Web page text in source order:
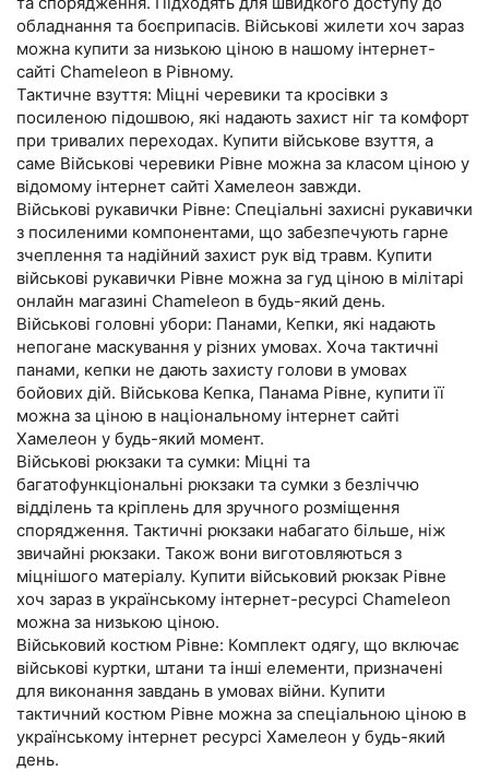
обладнання та боєприпасів. Військові жилети хоч зараз
можна купити за низькою ціною в нашому інтернет-
сайті Chameleon в Рівному.
Тактичне взуття: Міцні черевики та кросівки з
посиленою підошвою, які надають захист ніг та комфорт
при тривалих переходах. Купити військове взуття, а
саме Військові черевики Рівне можна за класом ціною у
відомому інтернет сайті Хамелеон завжди.
Військові рукавички Рівне: Спеціальні захисні рукавички
з посиленими компонентами, що забезпечують гарне
зчеплення та надійний захист рук від травм. Купити
військові рукавички Рівне можна за гуд ціною в мілітарі
онлайн магазині Chameleon в будь-який день.
Військові головні убори: Панами, Кепки, які надають
непогане маскування у різних умовах. Хоча тактичні
панами, кепки не дають захисту голови в умовах
бойових дій. Військова Кепка, Панама Рівне, купити її
можна за ціною в національному інтернет сайті
Хамелеон у будь-який момент.
Військові рюкзаки та сумки: Міцні та
багатофункціональні рюкзаки та сумки з безліччю
відділень та кріплень для зручного розміщення
спорядження. Тактичні рюкзаки набагато більше, ніж
звичайні рюкзаки. Також вони виготовляються з
міцнішого матеріалу. Купити військовий рюкзак Рівне
хоч зараз в українському інтернет-ресурсі Chameleon
можна за низькою ціною.
Військовий костюм Рівне: Комплект одягу, що включає
військові куртки, штани та інші елементи, призначені
для виконання завдань в умовах війни. Купити
тактичний костюм Рівне можна за спеціальною ціною в
українському інтернет ресурсі Хамелеон у будь-який
день.